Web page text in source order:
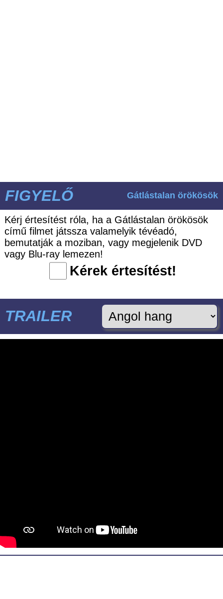
FIGYELŐ Gátlástalan örökösök
Kérj értesítést róla, ha a Gátlástalan örökösök
című filmet játssza valamelyik tévéadó,
bemutatják a moziban, vagy megjelenik DVD
vagy Blu-ray lemezen!
Kérek értesítést!
TRAILER